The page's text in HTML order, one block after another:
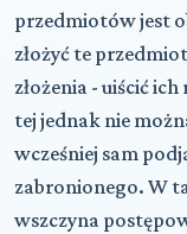
przedmiotów jest
złożyć te
złożenia - uiścić
tej jednak nie
wcześniej sam
zabronionego. W
wszczyna